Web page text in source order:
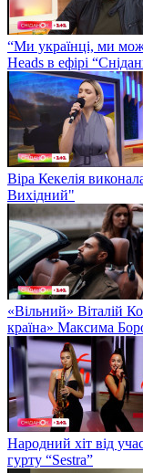
“Ми українці, ми
Heads в ефірі
Віра Кекелія
Вихідний"
«Вільний» Віталій
країна» Максима
Народний хіт від
гурту “Sestra”